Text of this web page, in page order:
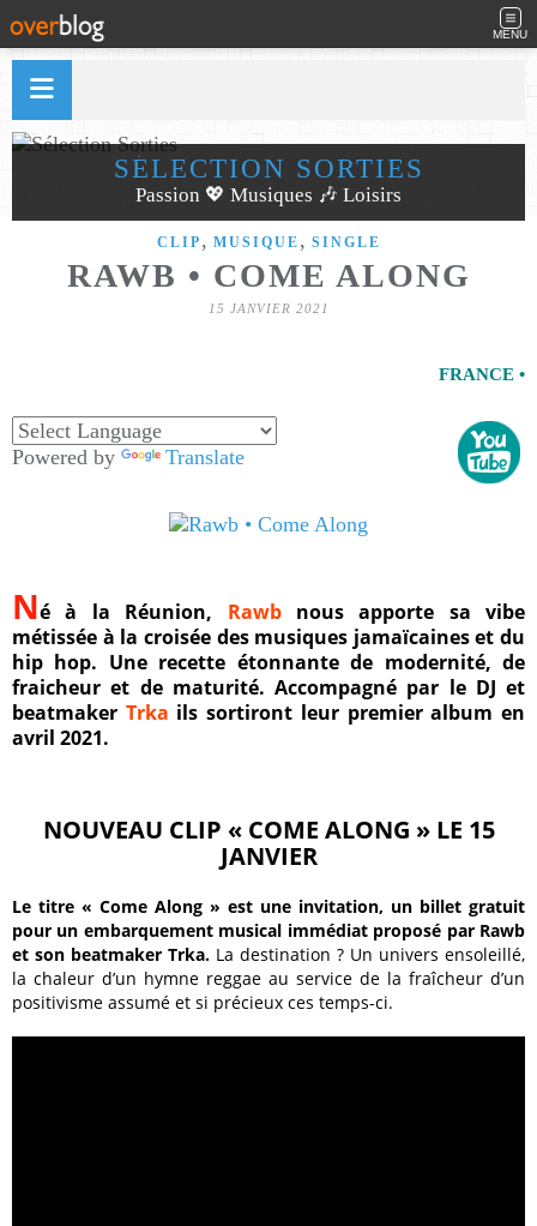
MENU
SÉLECTION SORTIES
Passion 💖 Musiques 🎶 Loisirs
CLIP , MUSIQUE , SINGLE
RAWB • COME ALONG
15 JANVIER 2021
FRANCE •
Powered by Translate
Né à la Réunion, Rawbnous apporte sa vibe
métissée à la croisée des musiques jamaïcaines et du
hip hop. Une recette étonnante de modernité, de
fraicheur et de maturité. Accompagné par le DJ et
beatmaker Trka ils sortiront leur premier album en
avril 2021.
NOUVEAU CLIP « COME ALONG » LE 15
JANVIER
Le titre « Come Along » est une invitation, un billet gratuit
pour un embarquement musical immédiat proposé par Rawb
et son beatmaker Trka. La destination ? Un univers ensoleillé,
la chaleur d’un hymne reggae au service de la fraîcheur d’un
positivisme assumé et si précieux ces temps-ci.